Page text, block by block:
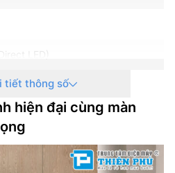
LED)
Google Assistant có tiếng
YouTube bằng tiếng Việt
TV: Chromecast
bị trong nhà: Không có
tiết thông số
hiện đại cùng màn